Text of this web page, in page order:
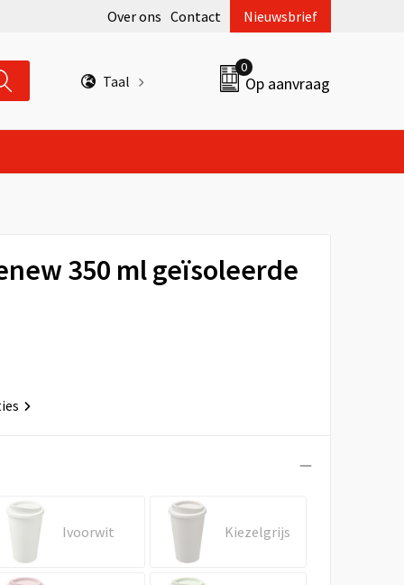
Over ons Contact Nieuwsbrief
Taal
0
Op aanvraag
350 ml geïsoleerde
Ivoorwit Kiezelgrijs